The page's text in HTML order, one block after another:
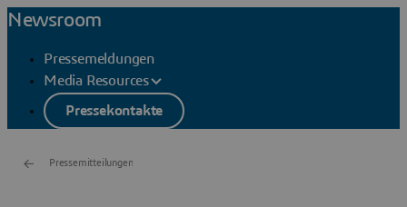
Newsroom
Pressemeldungen
Media Resources
Pressekontakte
Pressemitteilungen